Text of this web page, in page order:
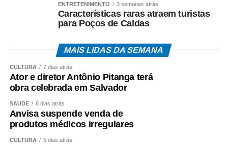
A expectativa é que, em 2026, cerca de 22,2 milhões
de trabalhadores recebam o abono salarial.
COMENTE ABAIXO:
WhatsApp
Facebook
Twitter
Messenger
LinkedIn
ENTRETENIMENTO 3 semanas atrás
Características raras atraem turistas
para Poços de Caldas
MAIS LIDAS DA SEMANA
CULTURA 7 dias atrás
Ator e diretor Antônio Pitanga terá
obra celebrada em Salvador
SAÚDE 6 dias atrás
Anvisa suspende venda de
produtos médicos irregulares
CULTURA 5 dias atrás